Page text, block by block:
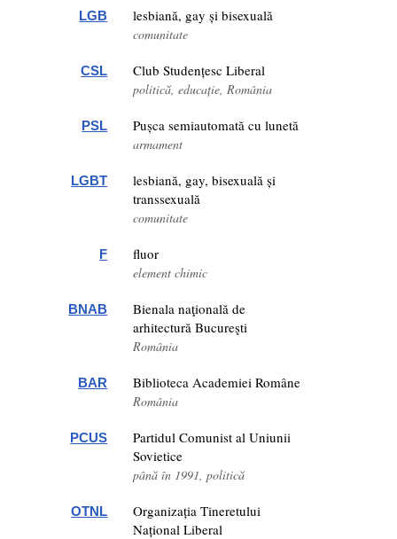
LGB lesbiană, gay și bisexuală
comunitate
CSL Club Studențesc Liberal
politică, educație, România
PSL Pușca semiautomată cu lunetă
armament
LGBT
lesbiană, gay, bisexuală și
transsexuală
comunitate
F fluor
element chimic
BNAB
Bienala naţională de
arhitectură Bucureşti
România
BAR Biblioteca Academiei Române
România
PCUS
Partidul Comunist al Uniunii
Sovietice
până în 1991, politică
OTNL
Organizația Tineretului
Național Liberal